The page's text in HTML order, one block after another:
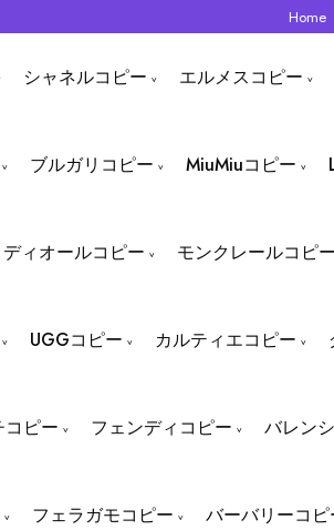
Home
シャネルコピー エルメスコピー
ブルガリコピー MiuMiuコピー
ディオールコピー モンクレールコピー
UGGコピー カルティエコピー
コピー フェンディコピー バレン
フェラガモコピー バーバリーコピ